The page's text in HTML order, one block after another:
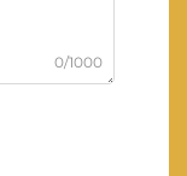
0/1000